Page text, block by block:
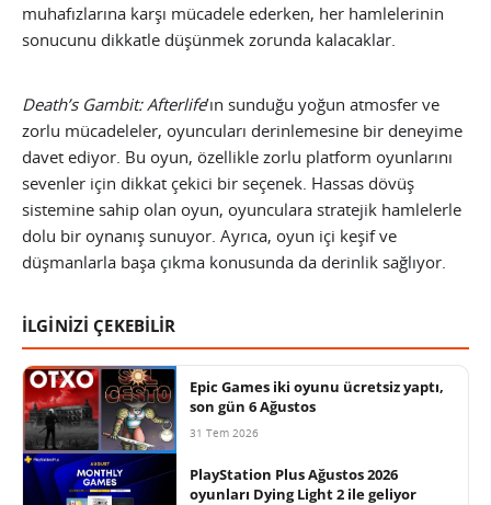
muhafızlarına karşı mücadele ederken, her hamlelerinin
sonucunu dikkatle düşünmek zorunda kalacaklar.
Death’s Gambit: Afterlife’ın sunduğu yoğun atmosfer ve
zorlu mücadeleler, oyuncuları derinlemesine bir deneyime
davet ediyor. Bu oyun, özellikle zorlu platform oyunlarını
sevenler için dikkat çekici bir seçenek. Hassas dövüş
sistemine sahip olan oyun, oyunculara stratejik hamlelerle
dolu bir oynanış sunuyor. Ayrıca, oyun içi keşif ve
düşmanlarla başa çıkma konusunda da derinlik sağlıyor.
İLGİNİZİ ÇEKEBİLİR
Epic Games iki oyunu ücretsiz yaptı,
son gün 6 Ağustos
31 Tem 2026
PlayStation Plus Ağustos 2026
oyunları Dying Light 2 ile geliyor